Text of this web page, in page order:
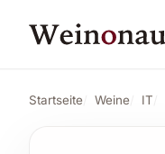
Startseite Weine IT